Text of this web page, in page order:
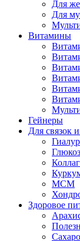
Для
Для
Витамины
Гейнеры
Для связок
МСМ
Здоровое